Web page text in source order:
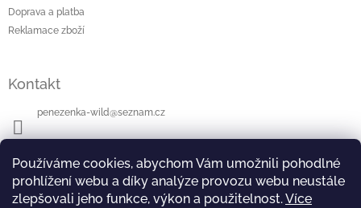
Používáme cookies, abychom Vám umožnili pohodlné
prohlížení webu a díky analýze provozu webu neustále
zlepšovali jeho funkce, výkon a použitelnost.Více
Doprava a platba
Reklamace zboží
Kontakt
penezenka-wild@seznam.cz